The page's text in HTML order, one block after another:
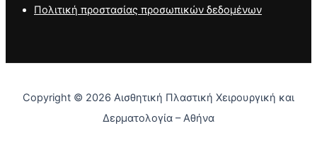
Πολιτική προστασίας προσωπικών δεδομένων
Copyright © 2026 Αισθητική Πλαστική Χειρουργική και
Δερματολογία – Αθήνα